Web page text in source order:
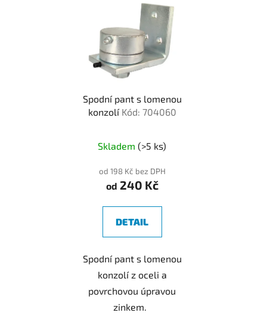
Spodní pant s lomenou
konzolí Kód: 704060
Skladem (>5 ks)
od 198 Kč bez DPH
od 240 Kč
DETAIL
Spodní pant s lomenou
konzolí z oceli a
povrchovou úpravou
zinkem.